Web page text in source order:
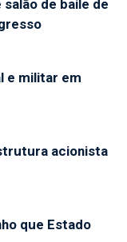
de baile de
e militar em
acionista
que Estado